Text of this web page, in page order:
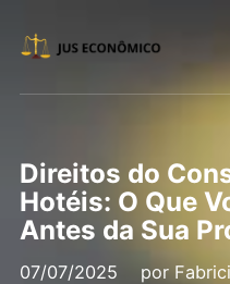
Direitos do
Hotéis: O Que
Antes da Sua
07/07/2025 por